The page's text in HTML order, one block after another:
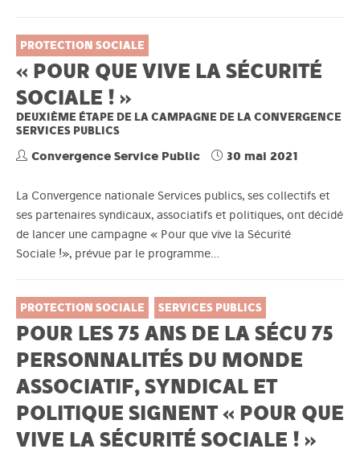
PROTECTION SOCIALE
« POUR QUE VIVE LA SÉCURITÉ
SOCIALE ! »
DEUXIÈME ÉTAPE DE LA CAMPAGNE DE LA CONVERGENCE
SERVICES PUBLICS
Convergence Service Public 30 mai 2021
La Convergence nationale Services publics, ses collectifs et
ses partenaires syndicaux, associatifs et politiques, ont décidé
de lancer une campagne « Pour que vive la Sécurité
Sociale !», prévue par le programme…
PROTECTION SOCIALE SERVICES PUBLICS
POUR LES 75 ANS DE LA SÉCU 75
PERSONNALITÉS DU MONDE
ASSOCIATIF, SYNDICAL ET
POLITIQUE SIGNENT « POUR QUE
VIVE LA SÉCURITÉ SOCIALE ! »